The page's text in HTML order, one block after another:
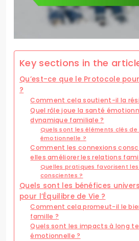
Key sections in the
Qu’est-ce que le Protocole
?
Comment cela soutient-il la
Quel rôle joue la santé
dynamique familiale ?
Quels sont les éléments clés
émotionnelle ?
Comment les connexions
elles améliorer les relations
Quelles pratiques favorisent
conscientes ?
Quels sont les bénéfices
pour l’Équilibre de Vie ?
Comment cela promeut-il le
famille ?
Quels sont les impacts à long
émotionnelle ?